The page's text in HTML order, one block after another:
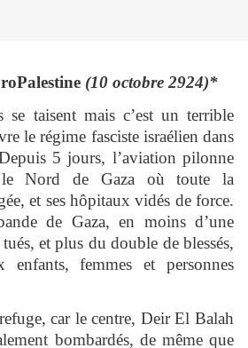
(10 octobre 2924)*
se taisent mais c’est un terrible
le régime fasciste israélien dans
5 jours, l’aviation pilonne
le Nord de Gaza où toute la
et ses hôpitaux vidés de force.
de Gaza, en moins d’une
et plus du double de blessés,
enfants, femmes et personnes
car le centre, Deir El Balah
bombardés, de même que